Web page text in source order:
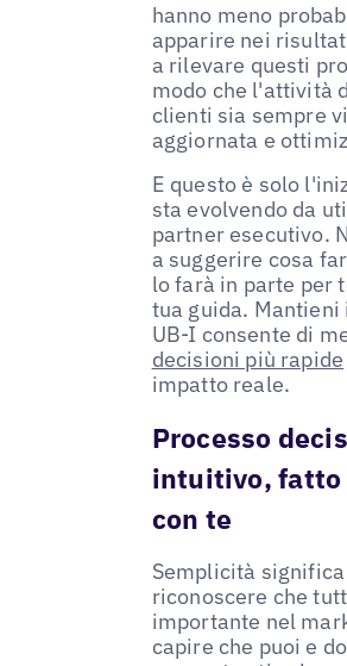
hanno meno
apparire nei
a rilevare questi
modo che l'attività
clienti sia sempre
aggiornata e
E questo è solo
sta evolvendo da
partner esecutivo.
a suggerire cosa
lo farà in parte per
tua guida.
UB-I consente di
decisioni più rapide
impatto reale.
Processo
intuitivo, fatto
con te
Semplicità significa
riconoscere che
importante nel
capire che puoi e